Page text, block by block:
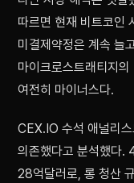
따르면 현재 비트코인
미결제약정은 계속 늘
마이크로스트래티지
여전히 마이너스다.
CEX.IO 수석 애널리스
의존했다고 분석했다.
28억달러로, 롱 청산